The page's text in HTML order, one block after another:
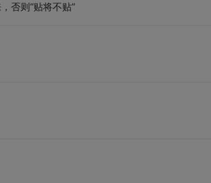
否则“贴将不贴”